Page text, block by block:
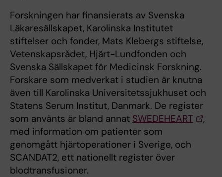
Forskningen har finansierats av Svenska
Läkaresällskapet, Karolinska Institutet
stiftelser och fonder, Mats Klebergs stiftelse,
Vetenskapsrådet, Hjärt-Lundfonden och
Svenska Sällskapet för Medicinsk Forskning.
Forskare som medverkat i studien är knutna
även till Karolinska Universitetssjukhuset och
Statens Serum Institut, Danmark. De register
som använts är bland annat SWEDEHEART
,
med information om patienter som
genomgått hjärtoperationer i Sverige, och
SCANDAT2, ett nationellt register över
blodtransfusioner.